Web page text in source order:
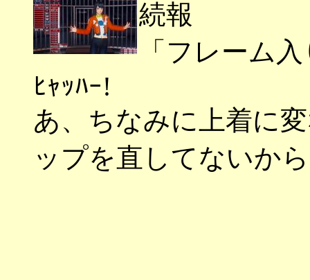
続報
「フレーム
ﾋｬｯﾊｰ!
あ、ちなみに上着に
ップを直してないか